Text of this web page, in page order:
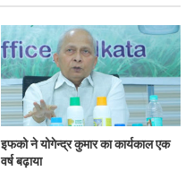
इफको ने योगेन्द्र कुमार का कार्यकाल एक
वर्ष बढ़ाया